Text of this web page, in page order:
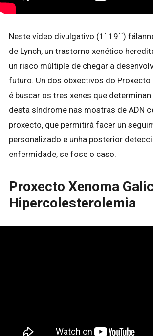
Neste vídeo divulgativo (1´ 19´´)
de Lynch, un trastorno xenético
un risco múltiple de chegar a
futuro. Un dos obxectivos do Proxecto
é buscar os tres xenes que determinan
desta síndrome nas mostras de ADN
proxecto, que permitirá facer un
personalizado e unha posterior
enfermidade, se fose o caso.
Proxecto Xenoma
Hipercolesterolemia